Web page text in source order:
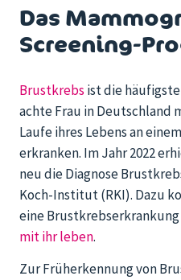
Das
Screening-
Brustkrebs ist die
achte Frau in Deutschland
Laufe ihres Lebens an
erkranken. Im Jahr 2022
neu die Diagnose
Koch-Institut (RKI). Dazu
eine
mit ihr leben.
Zur Früherkennung von